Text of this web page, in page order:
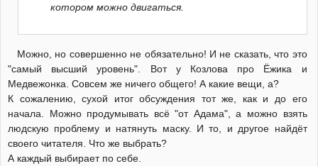
котором можно двигаться.
Можно, но совершенно не обязательно! И не сказать, что это
"самый высший уровень". Вот у Козлова про Ёжика и
Медвежонка. Совсем же ничего общего! А какие вещи, а?
К сожалению, сухой итог обсуждения тот же, как и до его
начала. Можно продумывать всё "от Адама", а можно взять
людскую проблему и натянуть маску. И то, и другое найдёт
своего читателя. Что же выбрать?
А каждый выбирает по себе.